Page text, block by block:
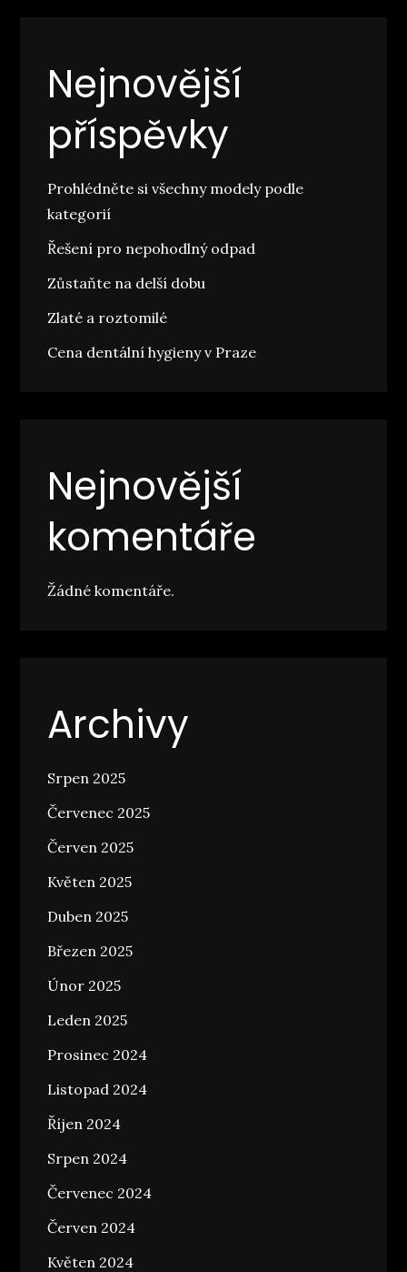
Nejnovější
příspěvky
Prohlédněte si všechny modely podle
kategorií
Řešení pro nepohodlný odpad
Zůstaňte na delší dobu
Zlaté a roztomilé
Cena dentální hygieny v Praze
Nejnovější
komentáře
Žádné komentáře.
Archivy
Srpen 2025
Červenec 2025
Červen 2025
Květen 2025
Duben 2025
Březen 2025
Únor 2025
Leden 2025
Prosinec 2024
Listopad 2024
Říjen 2024
Srpen 2024
Červenec 2024
Červen 2024
Květen 2024